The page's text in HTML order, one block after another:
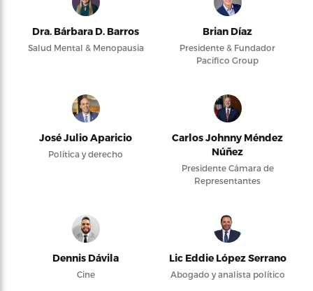
Dra. Bárbara D. Barros
Salud Mental & Menopausia
Brian Díaz
Presidente & Fundador
Pacifico Group
José Julio Aparicio
Política y derecho
Carlos Johnny Méndez
Núñez
Presidente Cámara de
Representantes
Dennis Dávila
Cine
Lic Eddie López Serrano
Abogado y analista político